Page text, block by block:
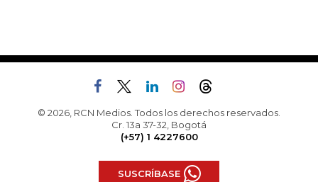
© 2026, RCN Medios. Todos los derechos reservados.
Cr. 13a 37-32, Bogotá
(+57) 1 4227600
SUSCRÍBASE